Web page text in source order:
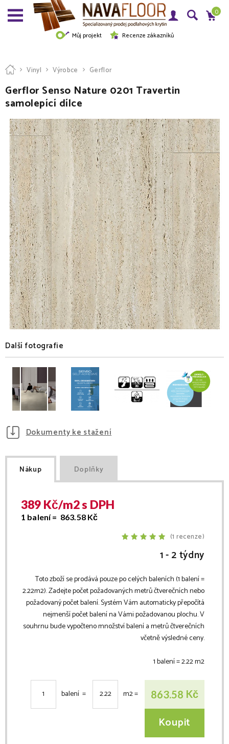
Můj projekt Recenze zákazníků
0
Vinyl Výrobce Gerflor
Gerflor Senso Nature 0201 Travertin
samolepící dílce
Další fotografie
Dokumenty ke stažení
Nákup Doplňky
389 Kč/m2s DPH
1 balení = 863.58Kč
(1 recenze)
1 - 2 týdny
Toto zboží se prodává pouze po celých baleních (1 balení =
2.22m2). Zadejte počet požadovaných metrů čtverečních nebo
požadovaný počet balení. Systém Vám automaticky přepočítá
nejmenší počet balení na Vámi požadovanou plochu. V
souhrnu bude vypočteno množství balení a metrů čtverečních
včetně výsledné ceny.
1 balení =2.22m2
balení = m2= 863.58 Kč
Koupit